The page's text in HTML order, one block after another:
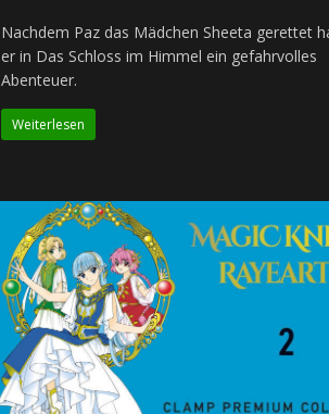
Nachdem Paz das Mädchen Sheeta gerettet
er in Das Schloss im Himmel ein gefahrvolles
Abenteuer.
Weiterlesen